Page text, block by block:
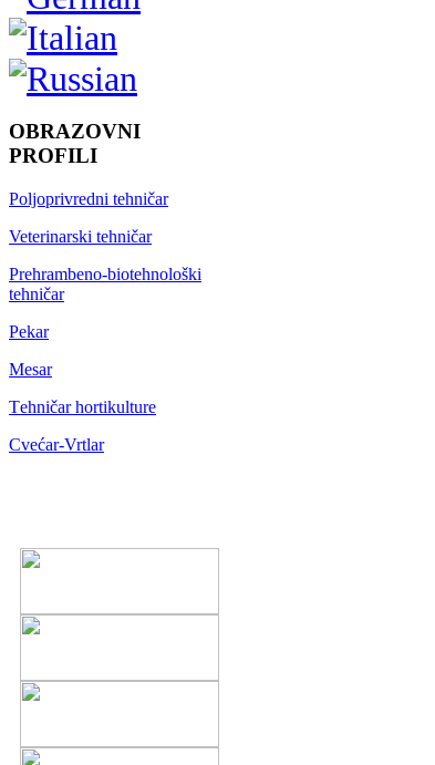
OBRAZOVNI
PROFILI
Poljoprivredni tehničar
Veterinarski tehničar
Prehrambeno-biotehnološki
tehničar
Pekar
Mesar
Тehničar hortikulture
Cvećar-Vrtlar